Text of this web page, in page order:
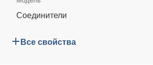
Соединители
Все свойства